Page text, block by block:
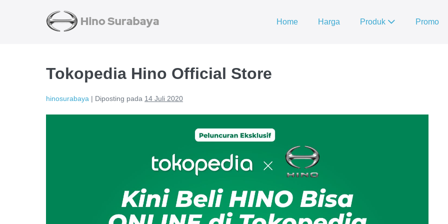
Home Harga Produk Promo
Tokopedia Hino Official Store
hinosurabaya | Diposting pada 14 Juli 2020